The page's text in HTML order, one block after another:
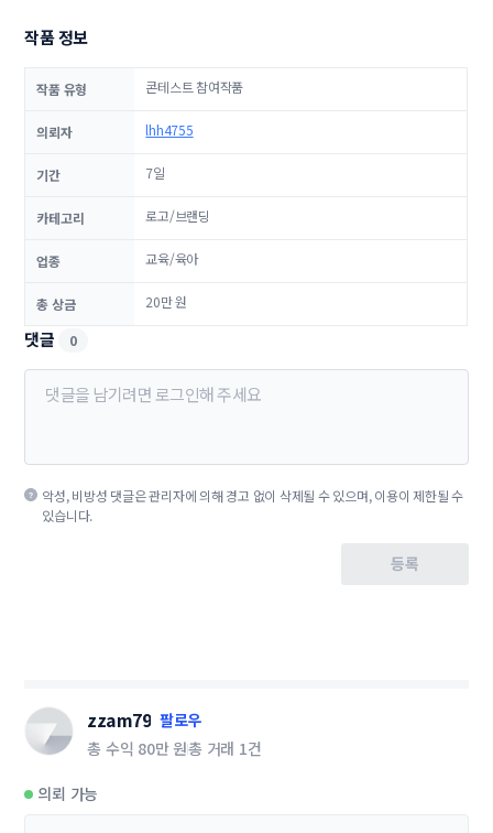
작품 정보
작품 유형 콘테스트 참여작품
의뢰자 lhh4755
기간 7일
카테고리 로고/브랜딩
업종 교육/육아
총 상금 20만 원
댓글 0
악성, 비방성 댓글은 관리자에 의해 경고 없이 삭제될 수 있으며, 이용이 제한될 수
있습니다.
등록
zzam79 팔로우
총 수익 80만 원총 거래 1건
의뢰 가능